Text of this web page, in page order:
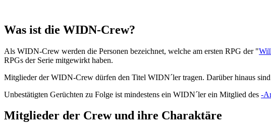
Was ist die WIDN-Crew?
Als WIDN-Crew werden die Personen bezeichnet, welche am ersten RPG der "
RPGs der Serie mitgewirkt haben.
Mitglieder der WIDN-Crew dürfen den Titel WIDN´ler tragen. Darüber hinaus
Unbestätigten Gerüchten zu Folge ist mindestens ein WIDN´ler ein Mitglied des -
Mitglieder der Crew und ihre Charaktäre